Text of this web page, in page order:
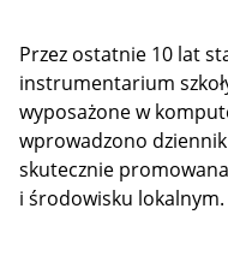
Przez ostatnie 10 lat
instrumentarium
wyposażone w
wprowadzono
skutecznie
i środowisku lokalnym.